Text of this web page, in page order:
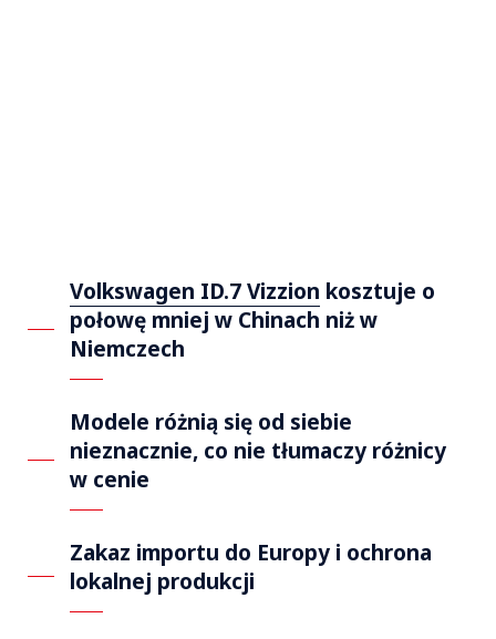
Volkswagen ID.7 Vizzion kosztuje o
połowę mniej w Chinach niż w
Niemczech
Modele różnią się od siebie
nieznacznie, co nie tłumaczy różnicy
w cenie
Zakaz importu do Europy i ochrona
lokalnej produkcji